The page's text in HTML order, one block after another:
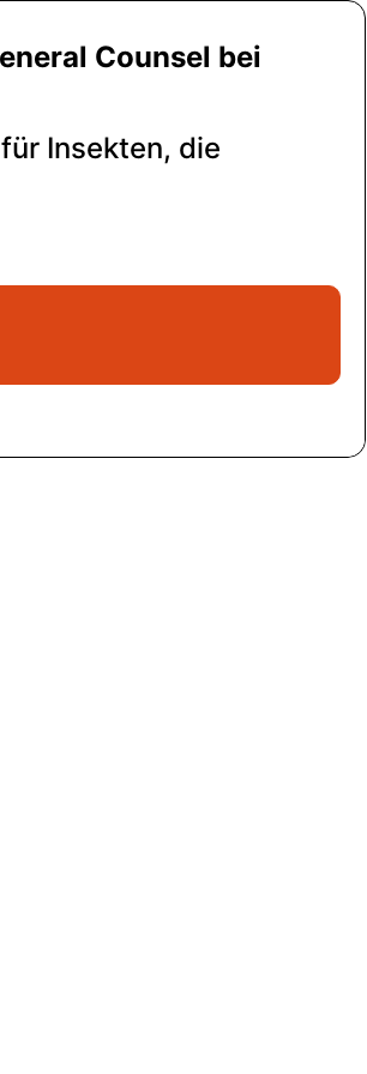
Counsel bei
Insekten, die